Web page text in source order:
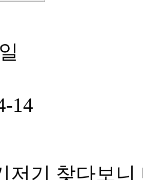
14
저기 찾다보